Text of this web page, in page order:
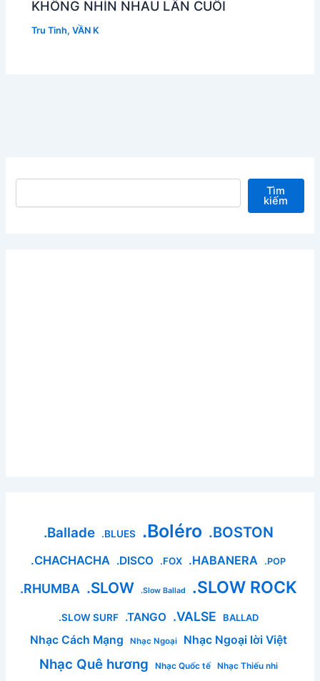
KHÔNG NHÌN NHAU LẦN CUỐI
Tru Tinh,VẦN K
Tìm kiếm Tìm
kiếm
.Ballade .BLUES .Boléro .BOSTON
.CHACHACHA .DISCO .FOX .HABANERA .POP
.RHUMBA .SLOW .Slow Ballad .SLOW ROCK
.SLOW SURF .TANGO .VALSE BALLAD
Nhạc Cách Mạng Nhạc Ngoại Nhạc Ngoại lời Việt
Nhạc Quê hương Nhạc Quốc tế Nhạc Thiếu nhi